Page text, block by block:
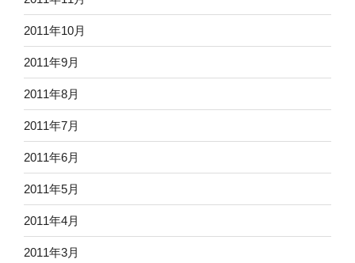
2011年10月
2011年9月
2011年8月
2011年7月
2011年6月
2011年5月
2011年4月
2011年3月